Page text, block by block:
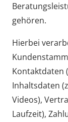
gehören.
Hierbei
Kontaktdaten
Inhaltsdaten
Videos),
Laufzeit),